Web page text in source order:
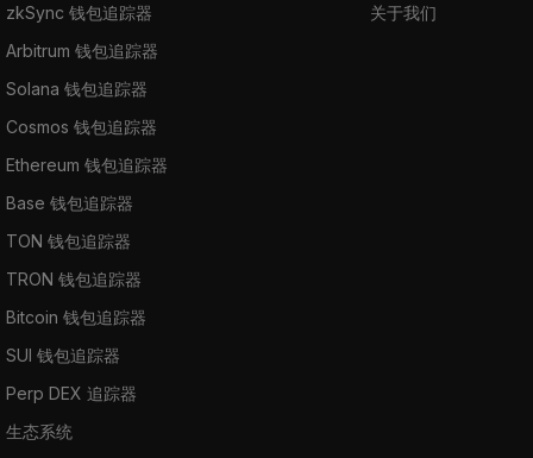
zkSync 钱包追踪器
Arbitrum 钱包追踪器
Solana 钱包追踪器
Cosmos 钱包追踪器
Ethereum 钱包追踪器
Base 钱包追踪器
TON 钱包追踪器
TRON 钱包追踪器
Bitcoin 钱包追踪器
SUI 钱包追踪器
Perp DEX 追踪器
生态系统
关于我们